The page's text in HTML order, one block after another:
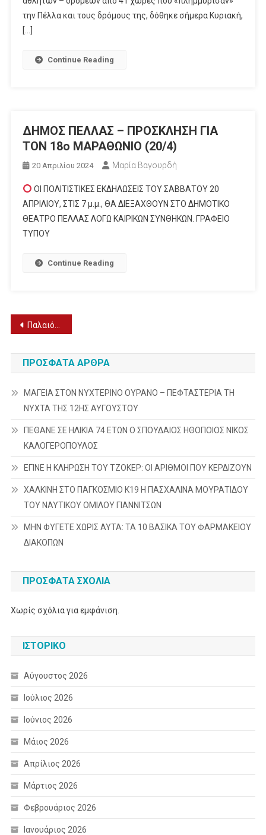
την Πέλλα και τους δρόμους της, δόθηκε σήμερα Κυριακή,
[…]
Continue Reading
ΔΗΜΟΣ ΠΕΛΛΑΣ – ΠΡΟΣΚΛΗΣΗ ΓΙΑ
ΤΟΝ 18ο ΜΑΡΑΘΩΝΙΟ (20/4)
20 Απριλίου 2024 Μαρία Βαγουρδή
ΟΙ ΠΟΛΙΤΙΣΤΙΚΕΣ ΕΚΔΗΛΩΣΕΙΣ ΤΟΥ ΣΑΒΒΑΤΟΥ 20
ΑΠΡΙΛΙΟΥ, ΣΤΙΣ 7 μ.μ., ΘΑ ΔΙΕΞΑΧΘΟΥΝ ΣΤΟ ΔΗΜΟΤΙΚΟ
ΘΕΑΤΡΟ ΠΕΛΛΑΣ ΛΟΓΩ ΚΑΙΡΙΚΩΝ ΣΥΝΘΗΚΩΝ. ΓΡΑΦΕΙΟ
ΤΥΠΟΥ
Continue Reading
Πλοήγηση
άρθρων
Παλαιότερα άρθρα
ΠΡΌΣΦΑΤΑ ΆΡΘΡΑ
ΜΑΓΕΙΑ ΣΤΟΝ ΝΥΧΤΕΡΙΝΟ ΟΥΡΑΝΟ – ΠΕΦΤΑΣΤΕΡΙΑ ΤΗ
ΝΥΧΤΑ ΤΗΣ 12ΗΣ ΑΥΓΟΥΣΤΟΥ
ΠΕΘΑΝΕ ΣΕ ΗΛΙΚΙΑ 74 ΕΤΩΝ Ο ΣΠΟΥΔΑΙΟΣ ΗΘΟΠΟΙΟΣ ΝΙΚΟΣ
ΚΑΛΟΓΕΡΟΠΟΥΛΟΣ
ΕΓΙΝΕ Η ΚΛΗΡΩΣΗ ΤΟΥ ΤΖΟΚΕΡ: ΟΙ ΑΡΙΘΜΟΙ ΠΟΥ ΚΕΡΔΙΖΟΥΝ
ΧΑΛΚΙΝΗ ΣΤΟ ΠΑΓΚΟΣΜΙΟ Κ19 Η ΠΑΣΧΑΛΙΝΑ ΜΟΥΡΑΤΙΔΟΥ
ΤΟΥ ΝΑΥΤΙΚΟΥ ΟΜΙΛΟΥ ΓΙΑΝΝΙΤΣΩΝ
ΜΗΝ ΦΥΓΕΤΕ ΧΩΡΙΣ ΑΥΤΑ: ΤΑ 10 ΒΑΣΙΚΑ ΤΟΥ ΦΑΡΜΑΚΕΙΟΥ
ΔΙΑΚΟΠΩΝ
ΠΡΌΣΦΑΤΑ ΣΧΌΛΙΑ
Χωρίς σχόλια για εμφάνιση.
ΙΣΤΟΡΙΚΌ
Αύγουστος 2026
Ιούλιος 2026
Ιούνιος 2026
Μάιος 2026
Απρίλιος 2026
Μάρτιος 2026
Φεβρουάριος 2026
Ιανουάριος 2026